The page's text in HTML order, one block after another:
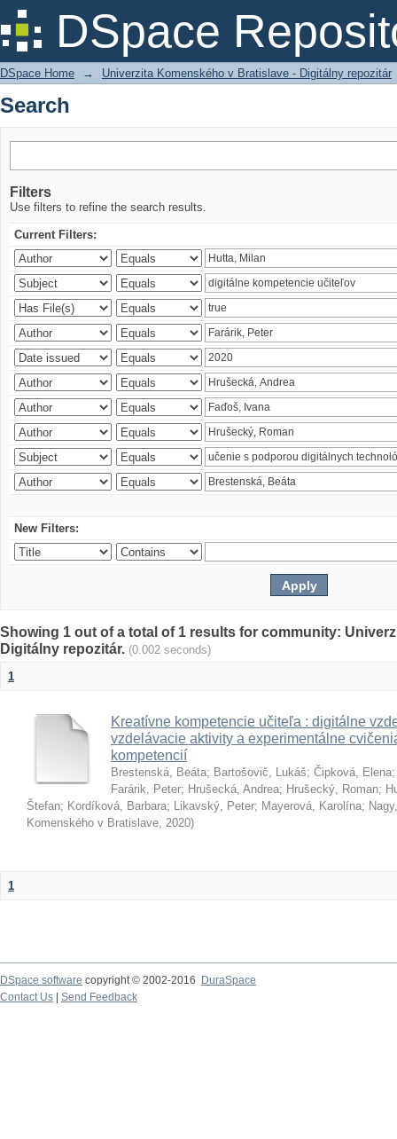
DSpace
Search
DSpace Home → Univerzita Komenského v Bratislave - Digitálny repozitár
Search
Filters
Use filters to refine the search results.
Current Filters:
New Filters:
Showing 1 out of a total of 1 results for community:
Digitálny repozitár. (0.002 seconds)
1
Kreatívne kompetencie učiteľa : digitálne
vzdelávacie aktivity a experimentálne
kompetencií
Brestenská, Beáta; Bartošovič, Lukáš; Čipková, Elena
Farárik, Peter; Hrušecká, Andrea; Hrušecký, Roman;
Štefan; Kordíková, Barbara; Likavský, Peter; Mayerová, Karolína;
Komenského v Bratislave, 2020)
1
DSpace software copyright © 2002-2016
DuraSpace
Contact Us
Send Feedback